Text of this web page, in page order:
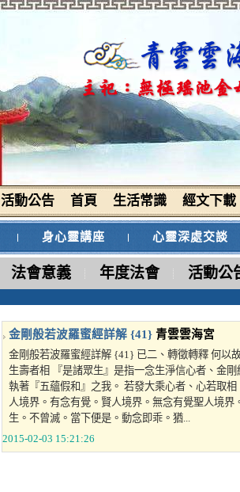
活動公告 首頁 生活常識 經文下載
身心靈講座 心靈深處交談
法會意義 年度法會 活動公
金剛般若波羅蜜經詳解 {41} 青雲雲海宮
金剛般若波羅蜜經詳解 {41} 已二、轉徵轉釋 何以
生壽者相 『是諸眾生』是指一念生淨信心者、金
執著『五蘊假和』之我。 若發大乘心者、心若取
人境界。有念有覺。賢人境界。無念有覺聖人境
生。不曾滅。當下便是。動念即乖。猶...
2015-02-03 15:21:26